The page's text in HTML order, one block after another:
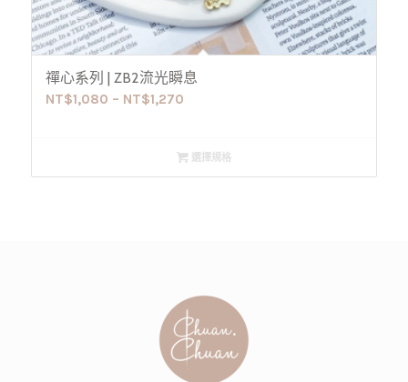
禪心系列 | ZB2流光瞬息
NT$1,080 – NT$1,270
選擇規格